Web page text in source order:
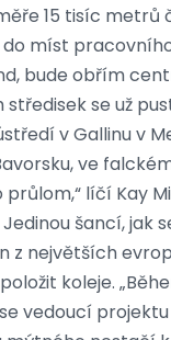
15 tisíc
míst
bude obřím
se už
v Gallinu v
ve
líčí Kay
Jedinou šancí, jak
z největších
koleje.
vedoucí